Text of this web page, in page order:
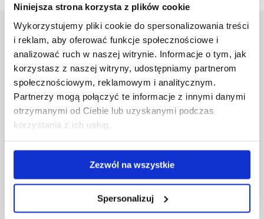
Niniejsza strona korzysta z plików cookie
Wykorzystujemy pliki cookie do spersonalizowania treści
i reklam, aby oferować funkcje społecznościowe i
analizować ruch w naszej witrynie. Informacje o tym, jak
korzystasz z naszej witryny, udostępniamy partnerom
społecznościowym, reklamowym i analitycznym.
Partnerzy mogą połączyć te informacje z innymi danymi
otrzymanymi od Ciebie lub uzyskanymi podczas
korzystania z ich usług.
Zezwól na wszystkie
Spersonalizuj
Uniwersytet Rzeszowski
Al. Tadeusza Rejtana 16C
35-959 Rzeszów
Pomiń
nawigację
przejdź
treści
Polityka prywatności
Mapa serwisu
Biblioteka
Wydawnictwo
Zamówienia publiczne
Projekty współfinansowane przez UE